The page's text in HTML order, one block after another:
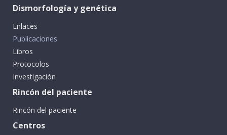
Dismorfología y genética
Enlaces
Publicaciones
Libros
Protocolos
Investigación
Rincón del paciente
Rincón del paciente
Centros